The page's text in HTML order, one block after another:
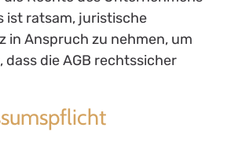
ist ratsam, juristische
in Anspruch zu nehmen, um
dass die AGB rechtssicher